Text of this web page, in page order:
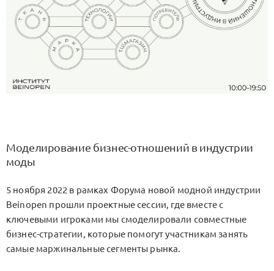
Моделирование бизнес-отношений в индустрии
моды
5 ноября 2022 в рамках Форума новой модной индустрии
Beinopen прошли проектные сессии, где вместе с
ключевыми игроками мы смоделировали совместные
бизнес-стратегии, которые помогут участникам занять
самые маржинальные сегменты рынка.